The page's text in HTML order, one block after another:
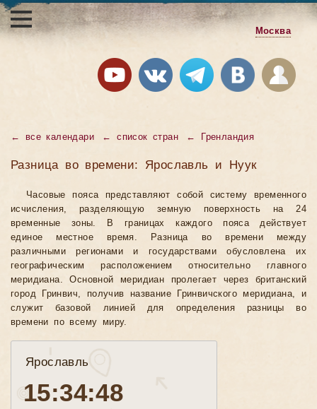
Москва
← все календари ←список стран ← Гренландия
Разница во времени: Ярославль и Нуук
Часовые пояса представляют собой систему временного
исчисления, разделяющую земную поверхность на 24
временные зоны. В границах каждого пояса действует
единое местное время. Разница во времени между
различными регионами и государствами обусловлена их
географическим расположением относительно главного
меридиана. Основной меридиан пролегает через британский
город Гринвич, получив название Гринвичского меридиана, и
служит базовой линией для определения разницы во
времени по всему миру.
Ярославль
15:34:50